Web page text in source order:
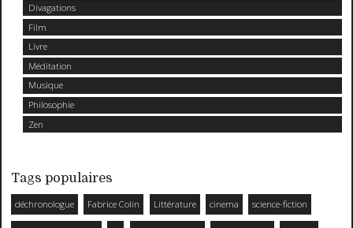
Divagations
Film
Livre
Méditation
Musique
Philosophie
Zen
Tags populaires
déchronologue Fabrice Colin Littérature cinema science-fiction